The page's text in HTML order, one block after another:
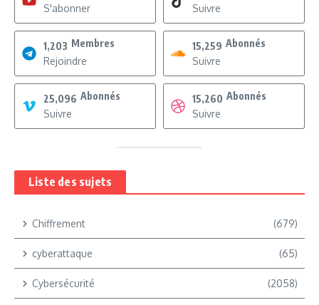
S'abonner
Suivre
1,203 Membres
Rejoindre
15,259 Abonnés
Suivre
25,096 Abonnés
Suivre
15,260 Abonnés
Suivre
Liste des sujets
Chiffrement (679)
cyberattaque (65)
Cybersécurité (2058)